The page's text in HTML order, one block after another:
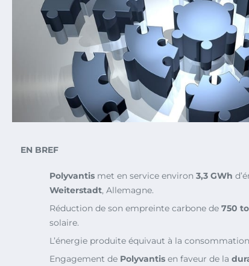
EN BREF
Polyvantis met en service environ 3,3 GWh
Weiterstadt, Allemagne.
Réduction de son empreinte carbone de 750
solaire.
L’énergie produite équivaut à la
Engagement de Polyvantis en faveur de la